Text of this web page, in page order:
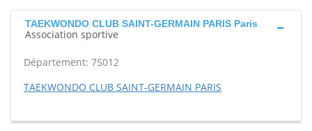
TAEKWONDO CLUB SAINT-GERMAIN PARIS Paris
Association sportive
Département: 75012
TAEKWONDO CLUB SAINT-GERMAIN PARIS